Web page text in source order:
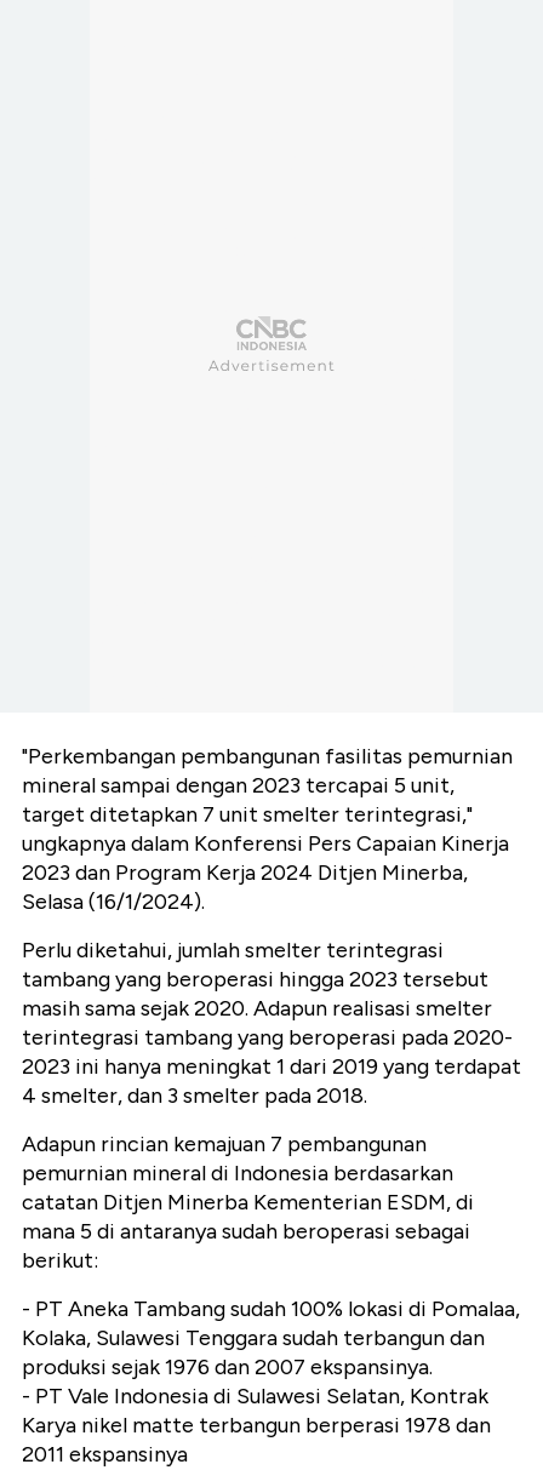
"Perkembangan pembangunan fasilitas pemurnian
mineral sampai dengan 2023 tercapai 5 unit,
target ditetapkan 7 unit smelter terintegrasi,"
ungkapnya dalam Konferensi Pers Capaian Kinerja
2023 dan Program Kerja 2024 Ditjen Minerba,
Selasa (16/1/2024).
Perlu diketahui, jumlah smelter terintegrasi
tambang yang beroperasi hingga 2023 tersebut
masih sama sejak 2020. Adapun realisasi smelter
terintegrasi tambang yang beroperasi pada 2020-
2023 ini hanya meningkat 1 dari 2019 yang terdapat
4 smelter, dan 3 smelter pada 2018.
Adapun rincian kemajuan 7 pembangunan
pemurnian mineral di Indonesia berdasarkan
catatan Ditjen Minerba Kementerian ESDM, di
mana 5 di antaranya sudah beroperasi sebagai
berikut:
- PT Aneka Tambang sudah 100% lokasi di Pomalaa,
Kolaka, Sulawesi Tenggara sudah terbangun dan
produksi sejak 1976 dan 2007 ekspansinya.
- PT Vale Indonesia di Sulawesi Selatan, Kontrak
Karya nikel matte terbangun berperasi 1978 dan
2011 ekspansinya